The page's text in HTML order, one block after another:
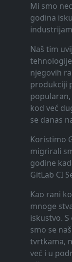
Mi smo
godina
Naš tim
njegovih
produkciji
kod već
se danas
Koristimo
migrirali
godine
GitLab CI
Kao rani
mnoge
iskustvo.
smo se
tvrtkama,
već i u